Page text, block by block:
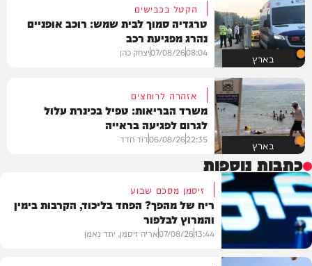
בארץ
הקטל בכבישים
טרגדיה סמוך לבית שמש: רוכב אופניים
נהרג מפגיעת רכב
08:04
07/08/26יצחק כהן
בארץ
אזהרה לרוחצים
משרד הבריאות: טפיל בכינרת עלול
לגרום לפגיעה בראייה
22:35
06/08/26דוד חדד
כתבות נוספות
זיסמן מסכם שבוע
ריח של מהפך? הפחד בליכוד, הקרבות בימין
והמרוץ לבלפור
13:44
07/08/26אריה זיסמן, יתד נאמן